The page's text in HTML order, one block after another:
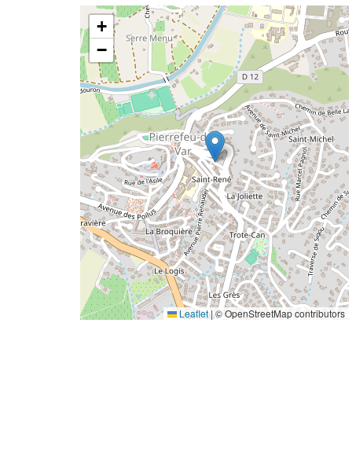
+
−
Leaflet |© OpenStreetMap contributors